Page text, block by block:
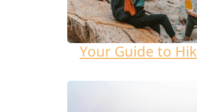
Your Guide to